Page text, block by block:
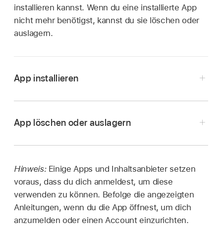
installieren kannst. Wenn du eine installierte App
nicht mehr benötigst, kannst du sie löschen oder
auslagern.
App installieren
Apple TV 4Kzum App Store ,navigierezu
einer App undwähle„Kaufen“ oder „Laden“
(bei einer kostenlosen App).
Hinweis:
App löschen oder auslagern
soll, und halte dann das Klickpad oder die
Touch-Oberfläche deinerFernbedienung
gedrückt.
Wähle „App löschen“und dann „Löschen“ oder
„Auslagern“.
Hinweis: Einige Apps und Inhaltsanbieter setzen
voraus, dass du dich anmeldest, um diese
verwenden zu können. Befolge die angezeigten
Anleitungen, wenn du die App öffnest, um dich
anzumelden oder einen Account einzurichten.